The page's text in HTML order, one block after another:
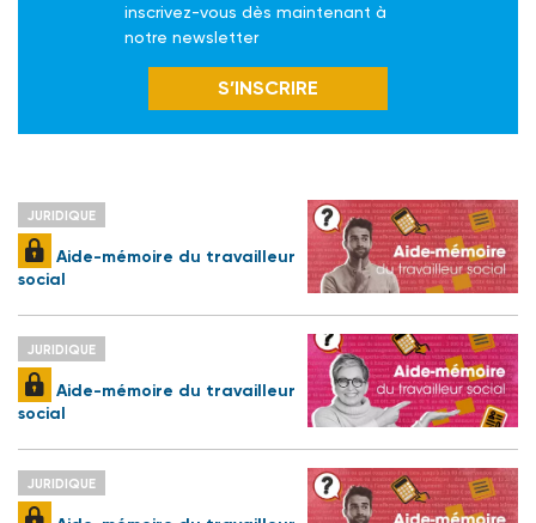
inscrivez-vous dès maintenant à
notre newsletter
S’INSCRIRE
JURIDIQUE
Aide-mémoire du travailleur
social
JURIDIQUE
Aide-mémoire du travailleur
social
JURIDIQUE